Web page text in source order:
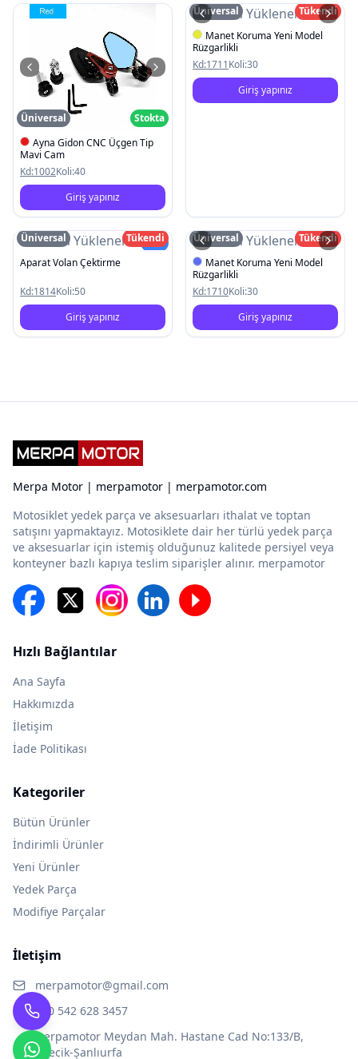
Üniversal
Stokta
Ayna Gidon CNC Üçgen Tip
Mavi Cam
Kd:1002Koli:40
Giriş yapınız
Resim Yüklenemedi
Üniversal
Tükendi
Manet Koruma Yeni Model
Rüzgarlikli
Kd:1711Koli:30
Giriş yapınız
Resim YüklenemediYeni
Üniversal
Tükendi
Aparat Volan Çektirme
Kd:1814Koli:50
Giriş yapınız
Resim Yüklenemedi
Üniversal
Tükendi
Manet Koruma Yeni Model
Rüzgarlikli
Kd:1710Koli:30
Giriş yapınız
Merpa Motor | merpamotor | merpamotor.com
Motosiklet yedek parça ve aksesuarları ithalat ve toptan
satışını yapmaktayız. Motosiklete dair her türlü yedek parça
ve aksesuarlar için istemiş olduğunuz kalitede persiyel veya
konteyner bazlı kapıya teslim siparişler alınır. merpamotor
Hızlı Bağlantılar
Ana Sayfa
Hakkımızda
İletişim
İade Politikası
Kategoriler
Bütün Ürünler
İndirimli Ürünler
Yeni Ürünler
Yedek Parça
Modifiye Parçalar
İletişim
merpamotor@gmail.com
+90 542 628 3457
merpamotor Meydan Mah. Hastane Cad No:133/B,
Birecik-Şanlıurfa